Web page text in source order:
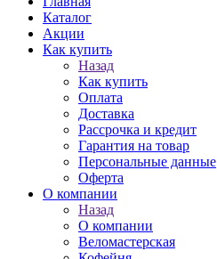
Каталог
Акции
Как купить
Назад
Как купить
Оплата
Доставка
Рассрочка и кредит
Гарантия на товар
Персональные данные
Оферта
О компании
Назад
О компании
Веломастерская